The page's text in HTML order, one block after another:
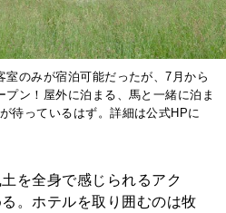
のみが宿泊可能だったが、7月から
ン！屋外に泊まる、馬と一緒に泊ま
待っているはず。詳細は公式HPに
を全身で感じられるアク
。ホテルを取り囲むのは牧